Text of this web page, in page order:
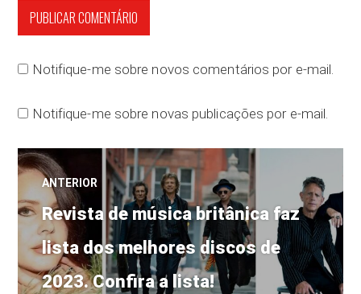
Notifique-me sobre novos comentários por e-mail.
Notifique-me sobre novas publicações por e-mail.
Navegação
de
Post
ANTERIOR
Post
anterior:
Revista de música britânica faz
lista dos melhores discos de
2023. Confira a lista!